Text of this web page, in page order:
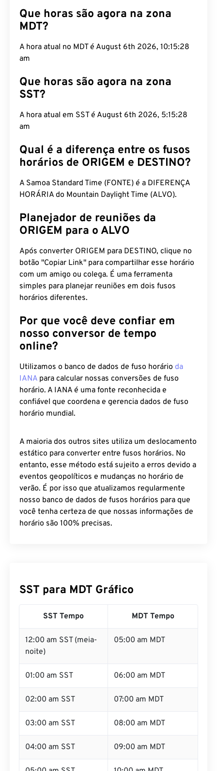
Que horas são agora na zona
MDT?
A hora atual no MDT é August 6th 2026, 10:15:29
am
Que horas são agora na zona
SST?
A hora atual em SST é August 6th 2026, 5:15:29
am
Qual é a diferença entre os fusos
horários de ORIGEM e DESTINO?
A Samoa Standard Time (FONTE) é a DIFERENÇA
HORÁRIA do Mountain Daylight Time (ALVO).
Planejador de reuniões da
ORIGEM para o ALVO
Após converter ORIGEM para DESTINO, clique no
botão "Copiar Link" para compartilhar esse horário
com um amigo ou colega. É uma ferramenta
simples para planejar reuniões em dois fusos
horários diferentes.
Por que você deve confiar em
nosso conversor de tempo
online?
Utilizamos o banco de dados de fuso horário da
IANA para calcular nossas conversões de fuso
horário. A IANA é uma fonte reconhecida e
confiável que coordena e gerencia dados de fuso
horário mundial.
A maioria dos outros sites utiliza um deslocamento
estático para converter entre fusos horários. No
entanto, esse método está sujeito a erros devido a
eventos geopolíticos e mudanças no horário de
verão. É por isso que atualizamos regularmente
nosso banco de dados de fusos horários para que
você tenha certeza de que nossas informações de
horário são 100% precisas.
SST para MDT Gráfico
SST Tempo MDT Tempo
12:00 am SST (meia-
noite)
05:00 am MDT
01:00 am SST 06:00 am MDT
02:00 am SST 07:00 am MDT
03:00 am SST 08:00 am MDT
04:00 am SST 09:00 am MDT